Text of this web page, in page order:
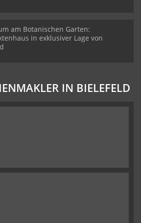
am Botanischen Garten:
in exklusiver Lage von
IN BIELEFELD